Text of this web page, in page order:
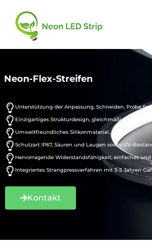
Neon-Flex-Streifen
Unterstützung der Anpassung, Schneiden, Probe frei.
Einzigartiges Strukturdesign, gleichmäßige
Umweltfreundliches Silikonmaterial.
Schutzart IP67, Säuren und Laugen sowie UV-
Hervorragende Widerstandsfähigkeit, einfaches und
Integriertes Strangpressverfahren mit 3-5 Jahren
Kontakt